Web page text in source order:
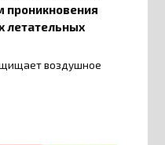
проникновения
летательных
воздушное